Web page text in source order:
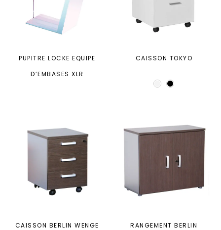
PUPITRE LOCKE EQUIPE
D’EMBASES XLR
CAISSON TOKYO
CAISSON BERLIN WENGE RANGEMENT BERLIN